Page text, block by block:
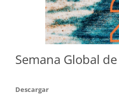
Semana Global
Descargar